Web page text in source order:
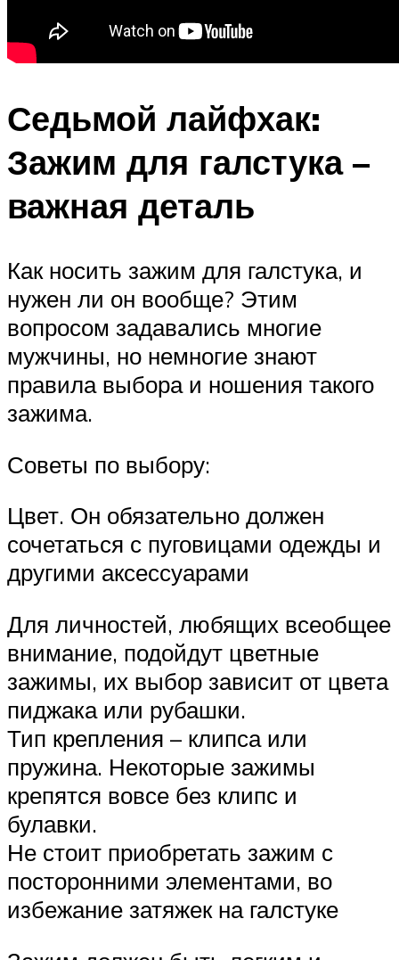
Седьмой лайфхак:
Зажим для галстука –
важная деталь
Как носить зажим для галстука, и
нужен ли он вообще? Этим
вопросом задавались многие
мужчины, но немногие знают
правила выбора и ношения такого
зажима.
Советы по выбору:
Цвет. Он обязательно должен
сочетаться с пуговицами одежды и
другими аксессуарами
Для личностей, любящих всеобщее
внимание, подойдут цветные
зажимы, их выбор зависит от цвета
пиджака или рубашки.
Тип крепления – клипса или
пружина. Некоторые зажимы
крепятся вовсе без клипс и
булавки.
Не стоит приобретать зажим с
посторонними элементами, во
избежание затяжек на галстуке